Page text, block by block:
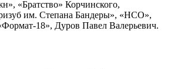
«Братство» Корчинского,
им. Степана Бандеры», «НСО»,
18», Дуров Павел Валерьевич.